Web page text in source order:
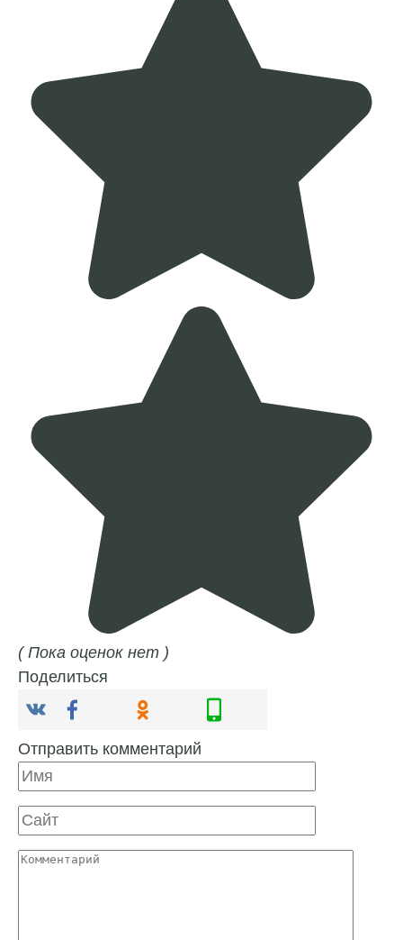
( Пока оценок нет )
Поделиться
Отправить комментарий
Имя
Сайт
Комментарий